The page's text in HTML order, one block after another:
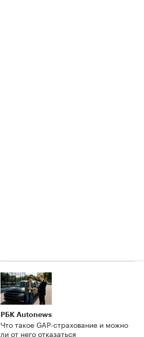
РБК Autonews
Что такое GAP-страхование и можно
ли от него отказаться